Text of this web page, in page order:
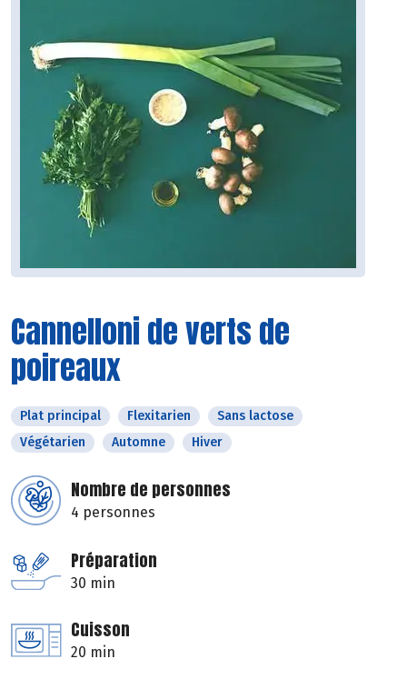
Cannelloni de verts de
poireaux
Plat principal Flexitarien
Sans lactose
Végétarien
Automne Hiver
Nombre de personnes
4 personnes
Préparation
30 min
Cuisson
20 min